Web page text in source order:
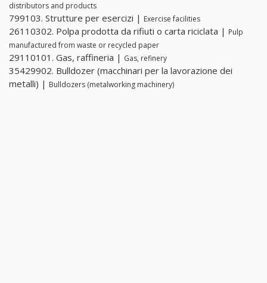
distributors and products
799103. Strutture per esercizi | Exercise facilities
26110302. Polpa prodotta da rifiuti o carta riciclata | Pulp
manufactured from waste or recycled paper
29110101. Gas, raffineria | Gas, refinery
35429902. Bulldozer (macchinari per la lavorazione dei
metalli) | Bulldozers (metalworking machinery)